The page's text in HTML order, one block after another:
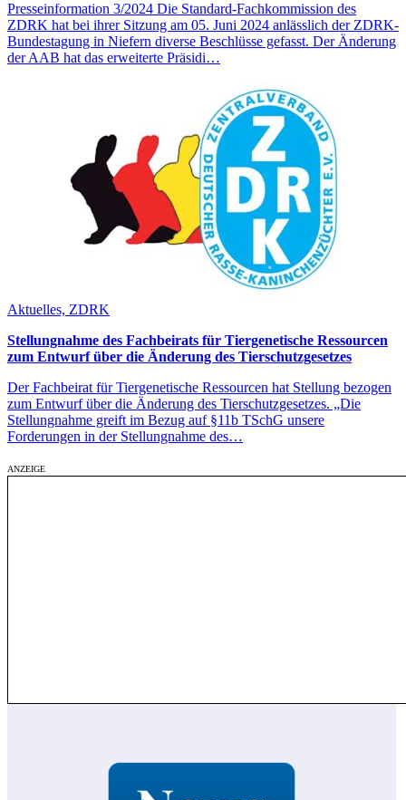
Presseinformation 3/2024 Die Standard-Fachkommission des
ZDRK hat bei ihrer Sitzung am 05. Juni 2024 anlässlich der ZDRK-
Bundestagung in Niefern diverse Beschlüsse gefasst. Der Änderung
der AAB hat das erweiterte Präsidi…
Aktuelles, ZDRK
Stellungnahme des Fachbeirats für Tiergenetische Ressourcen
zum Entwurf über die Änderung des Tierschutzgesetzes
Der Fachbeirat für Tiergenetische Ressourcen hat Stellung bezogen
zum Entwurf über die Änderung des Tierschutzgesetzes. „Die
Stellungnahme greift im Bezug auf §11b TSchG unsere
Forderungen in der Stellungnahme des…